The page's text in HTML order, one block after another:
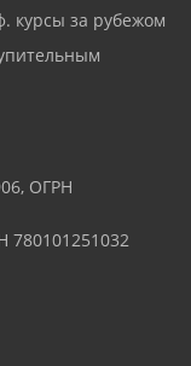
курсы за рубежом
ОГРН